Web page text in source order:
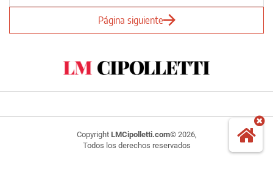
Página siguiente
Copyright LMCipolletti.com© 2026,
Todos los derechos reservados